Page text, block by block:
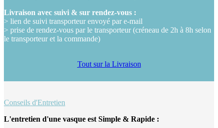
Livraison avec suivi & sur rendez-vous :
> lien de suivi transporteur envoyé par e-mail
> prise de rendez-vous par le transporteur (créneau de 2h à 8h selon
le transporteur et la commande)
Tout sur la Livraison
Conseils d'Entretien
L'entretien d'une vasque est Simple & Rapide :